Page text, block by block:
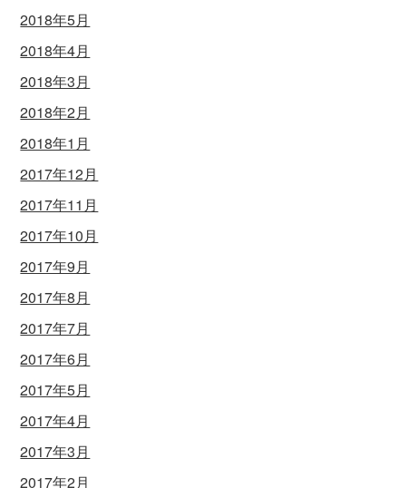
2018年5月
2018年4月
2018年3月
2018年2月
2018年1月
2017年12月
2017年11月
2017年10月
2017年9月
2017年8月
2017年7月
2017年6月
2017年5月
2017年4月
2017年3月
2017年2月